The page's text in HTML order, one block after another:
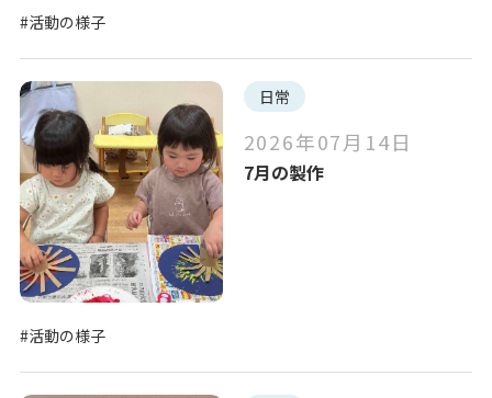
#活動の様子
日常
2026年07月14日
7月の製作
#活動の様子